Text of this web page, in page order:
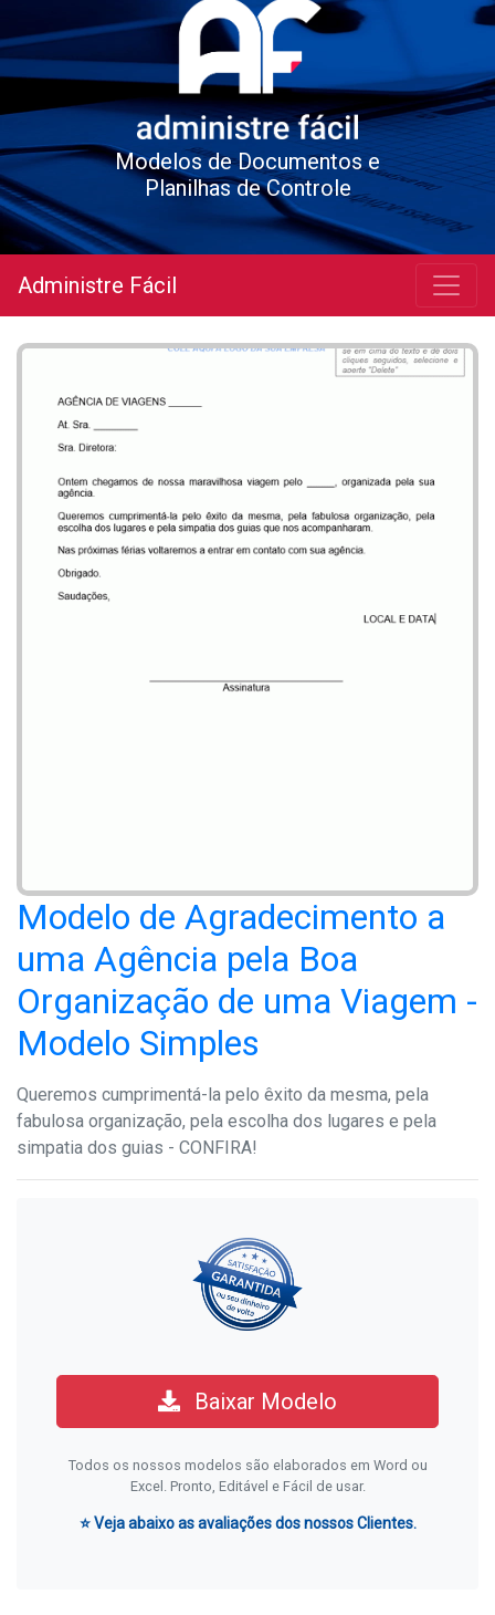
Modelos de Documentos e
Planilhas de Controle
Administre Fácil
Modelo de Agradecimento a
uma Agência pela Boa
Organização de uma Viagem -
Modelo Simples
Queremos cumprimentá-la pelo êxito da mesma, pela
fabulosa organização, pela escolha dos lugares e pela
simpatia dos guias - CONFIRA!
Baixar Modelo
Todos os nossos modelos são elaborados em Word ou
Excel. Pronto, Editável e Fácil de usar.
⭐ Veja abaixo as avaliações dos nossos Clientes.